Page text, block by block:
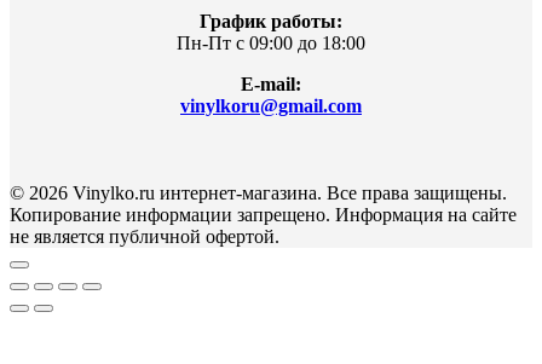
График работы:
Пн-Пт с 09:00 до 18:00
E-mail:
vinylkoru@gmail.com
© 2026 Vinylko.ru интернет-магазина. Все права защищены.
Копирование информации запрещено. Информация на сайте
не является публичной офертой.